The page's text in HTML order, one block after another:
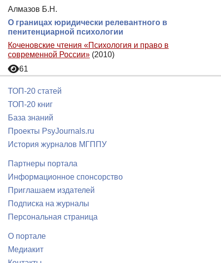
Алмазов Б.Н.
О границах юридически релевантного в
пенитенциарной психологии
Коченовские чтения «Психология и право в
современной России» (2010)
61
ТОП-20 статей
ТОП-20 книг
База знаний
Проекты PsyJournals.ru
История журналов МГППУ
Партнеры портала
Информационное спонсорство
Приглашаем издателей
Подписка на журналы
Персональная страница
О портале
Медиакит